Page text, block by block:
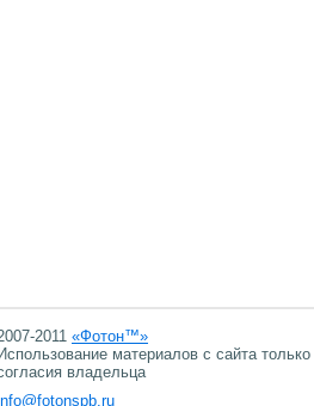
2011 «Фотон™»
Использование материалов с сайта
владельца